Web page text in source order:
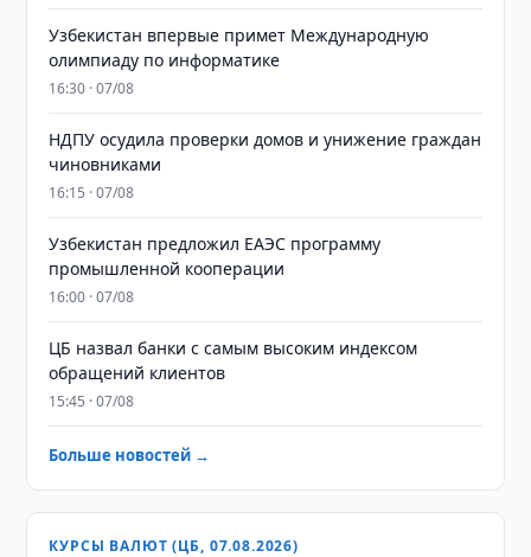
Узбекистан впервые примет Международную
олимпиаду по информатике
16:30 · 07/08
НДПУ осудила проверки домов и унижение граждан
чиновниками
16:15 · 07/08
Узбекистан предложил ЕАЭС программу
промышленной кооперации
16:00 · 07/08
ЦБ назвал банки с самым высоким индексом
обращений клиентов
15:45 · 07/08
Больше новостей →
КУРСЫ ВАЛЮТ (ЦБ, 07.08.2026)